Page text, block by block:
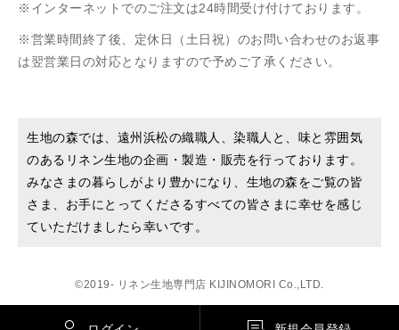
インターネットでのご注文は24時間受け付けております。
営業時間終了後、定休日（土日祝）のお問い合わせのお返事
は翌営業日の対応となりますので予めご了承ください。
生地の森では、遠州浜松の織職人、染職人と、味と雰囲気
のあるリネン生地の企画・製造・販売を行っております。
みなさまの暮らしがより豊かになり、生地の森をご覧の皆
さま、お手にとってくださるすべての皆さまに幸せを感じ
ていただけましたら幸いです。
©2019- リネン生地専門店 KIJINOMORI Co.,LTD.